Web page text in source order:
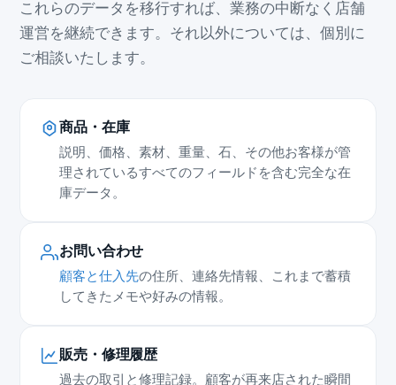
これらのデータを移行すれば、業務の中断なく店舗
運営を継続できます。それ以外については、個別に
ご相談いたします。
商品・在庫
説明、価格、素材、重量、石、その他お客様が管
理されているすべてのフィールドを含む完全な在
庫データ。
お問い合わせ
顧客と仕入先の住所、連絡先情報、これまで蓄積
してきたメモや好みの情報。
販売・修理履歴
過去の取引と修理記録。顧客が再来店された瞬間